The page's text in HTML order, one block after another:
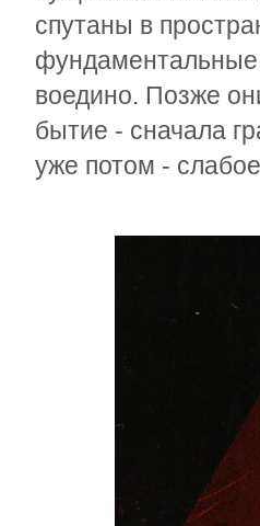
спутаны в
воедино. Позже
бытие - сначала
уже потом -